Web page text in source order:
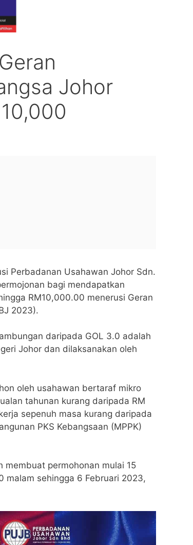
Johor
Perbadanan Usahawan Johor Sdn.
bagi mendapatkan
RM10,000.00 menerusi Geran
2023).
daripada GOL 3.0 adalah
Johor dan dilaksanakan oleh
oleh usahawan bertaraf mikro
tahunan kurang daripada RM
sepenuh masa kurang daripada
PKS Kebangsaan (MPPK)
membuat permohonan mulai 15
malam sehingga 6 Februari 2023,